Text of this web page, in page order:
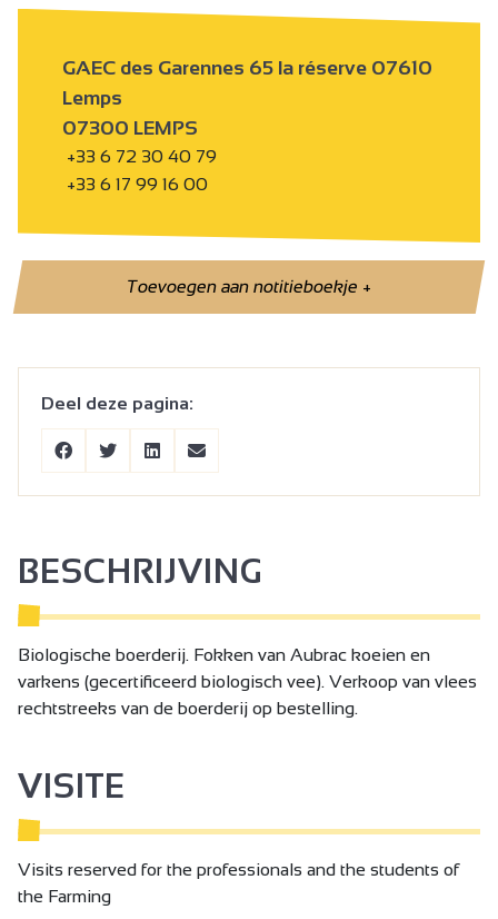
GAEC des Garennes 65 la réserve 07610
Lemps
07300 LEMPS
+33 6 72 30 40 79
+33 6 17 99 16 00
Toevoegen aan notitieboekje+
Deel deze pagina:
BESCHRIJVING
Biologische boerderij. Fokken van Aubrac koeien en
varkens (gecertificeerd biologisch vee). Verkoop van vlees
rechtstreeks van de boerderij op bestelling.
VISITE
Visits reserved for the professionals and the students of
the Farming